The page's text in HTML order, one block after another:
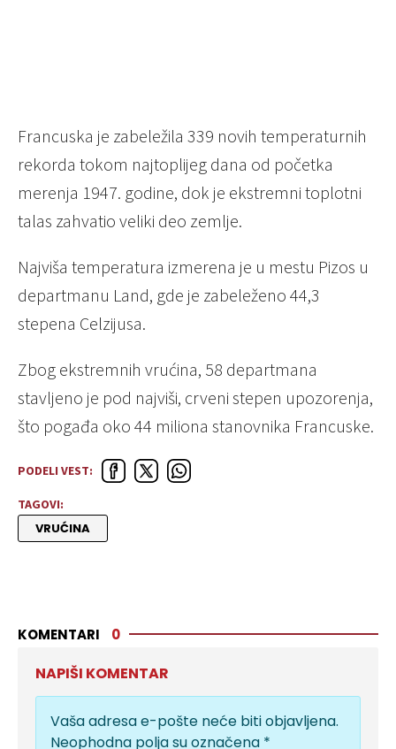
Francuska je zabeležila 339 novih temperaturnih
rekorda tokom najtoplijeg dana od početka
merenja 1947. godine, dok je ekstremni toplotni
talas zahvatio veliki deo zemlje.
Najviša temperatura izmerena je u mestu Pizos u
departmanu Land, gde je zabeleženo 44,3
stepena Celzijusa.
Zbog ekstremnih vrućina, 58 departmana
stavljeno je pod najviši, crveni stepen upozorenja,
što pogađa oko 44 miliona stanovnika Francuske.
PODELI VEST:
TAGOVI:
VRUĆINA
KOMENTARI 0
NAPIŠI KOMENTAR
Vaša adresa e-pošte neće biti objavljena.
Neophodna polja su označena *